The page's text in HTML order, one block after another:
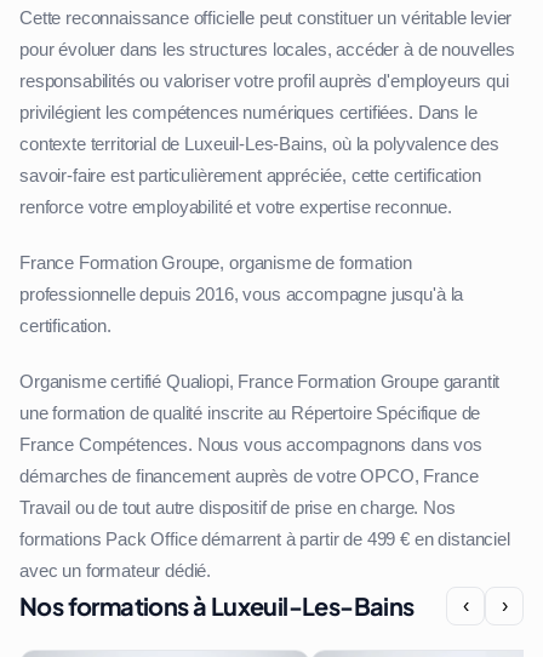
Cette reconnaissance officielle peut constituer un véritable levier
pour évoluer dans les structures locales, accéder à de nouvelles
responsabilités ou valoriser votre profil auprès d'employeurs qui
privilégient les compétences numériques certifiées. Dans le
contexte territorial de Luxeuil-Les-Bains, où la polyvalence des
savoir-faire est particulièrement appréciée, cette certification
renforce votre employabilité et votre expertise reconnue.
France Formation Groupe, organisme de formation
professionnelle depuis 2016, vous accompagne jusqu'à la
certification.
Organisme certifié Qualiopi, France Formation Groupe garantit
une formation de qualité inscrite au Répertoire Spécifique de
France Compétences. Nous vous accompagnons dans vos
démarches de financement auprès de votre OPCO, France
Travail ou de tout autre dispositif de prise en charge. Nos
formations Pack Office démarrent à partir de 499 € en distanciel
avec un formateur dédié.
Nos formations à Luxeuil-Les-Bains ‹ ›